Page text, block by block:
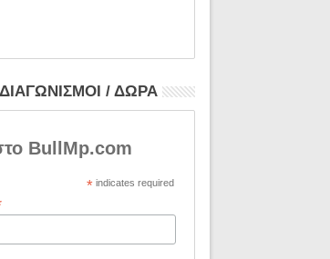
/ ΔΩΡΑ
BullMp.com
* indicates required